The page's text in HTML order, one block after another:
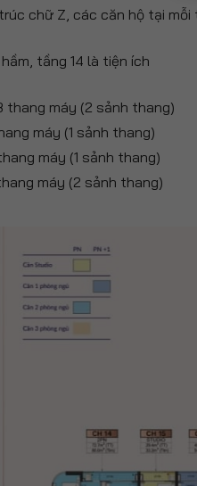
chữ Z, các căn hộ tại
tầng 14 là tiện ích
thang máy (2 sảnh thang)
máy (1 sảnh thang)
máy (1 sảnh thang)
máy (2 sảnh thang)